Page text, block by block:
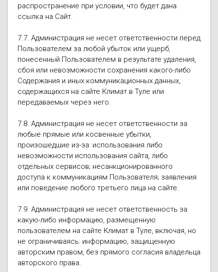
распространение при условии, что будет дана
ссылка на Сайт.
7.7. Администрация не несет ответственности перед
Пользователем за любой убыток или ущерб,
понесенный Пользователем в результате удаления,
сбоя или невозможности сохранения какого-либо
Содержания и иных коммуникационных данных,
содержащихся на сайте Климат в Туле или
передаваемых через него.
7.8. Администрация не несет ответственности за
любые прямые или косвенные убытки,
произошедшие из-за: использования либо
невозможности использования сайта, либо
отдельных сервисов; несанкционированного
доступа к коммуникациям Пользователя; заявления
или поведение любого третьего лица на сайте.
7.9. Администрация не несет ответственность за
какую-либо информацию, размещенную
пользователем на сайте Климат в Туле, включая, но
не ограничиваясь: информацию, защищенную
авторским правом, без прямого согласия владельца
авторского права.